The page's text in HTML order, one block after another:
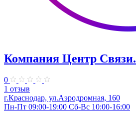
Компания Центр Связи.
0
1 отзыв
г.Краснодар, ул.Аэродромная, 160
Пн-Пт 09:00-19:00 Сб-Вс 10:00-16:00